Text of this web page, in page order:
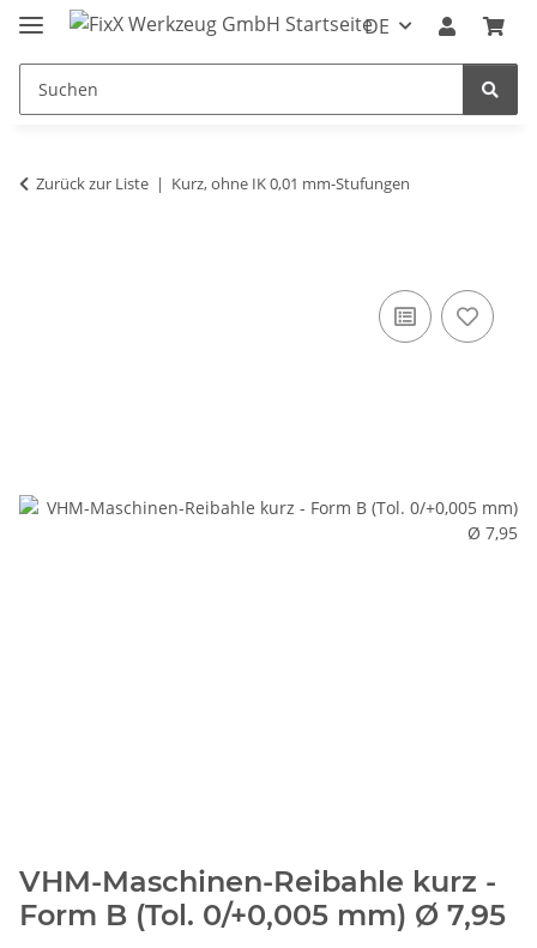
DE
Zurück zur Liste Kurz, ohne IK 0,01 mm-Stufungen
VHM-Maschinen-Reibahle kurz -
Form B (Tol. 0/+0,005 mm) Ø 7,95